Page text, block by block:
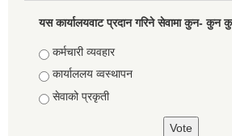
यस कार्यालयवाट प्रदान गरिने सेवामा कुन- कुन
Choices
कर्मचारी व्यवहार
कार्याललय व्वस्थापन
सेवाको प्रकृती